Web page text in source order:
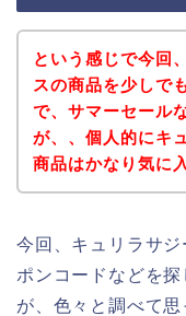
という感じで今回
スの商品を少しで
で、サマーセール
が、、個人的にキ
商品はかなり気に
今回、キュリラサ
ポンコードなどを
が、色々と調べて